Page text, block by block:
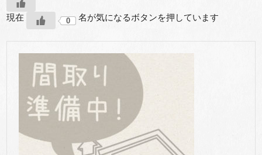
現在 0 名が気になるボタンを押しています